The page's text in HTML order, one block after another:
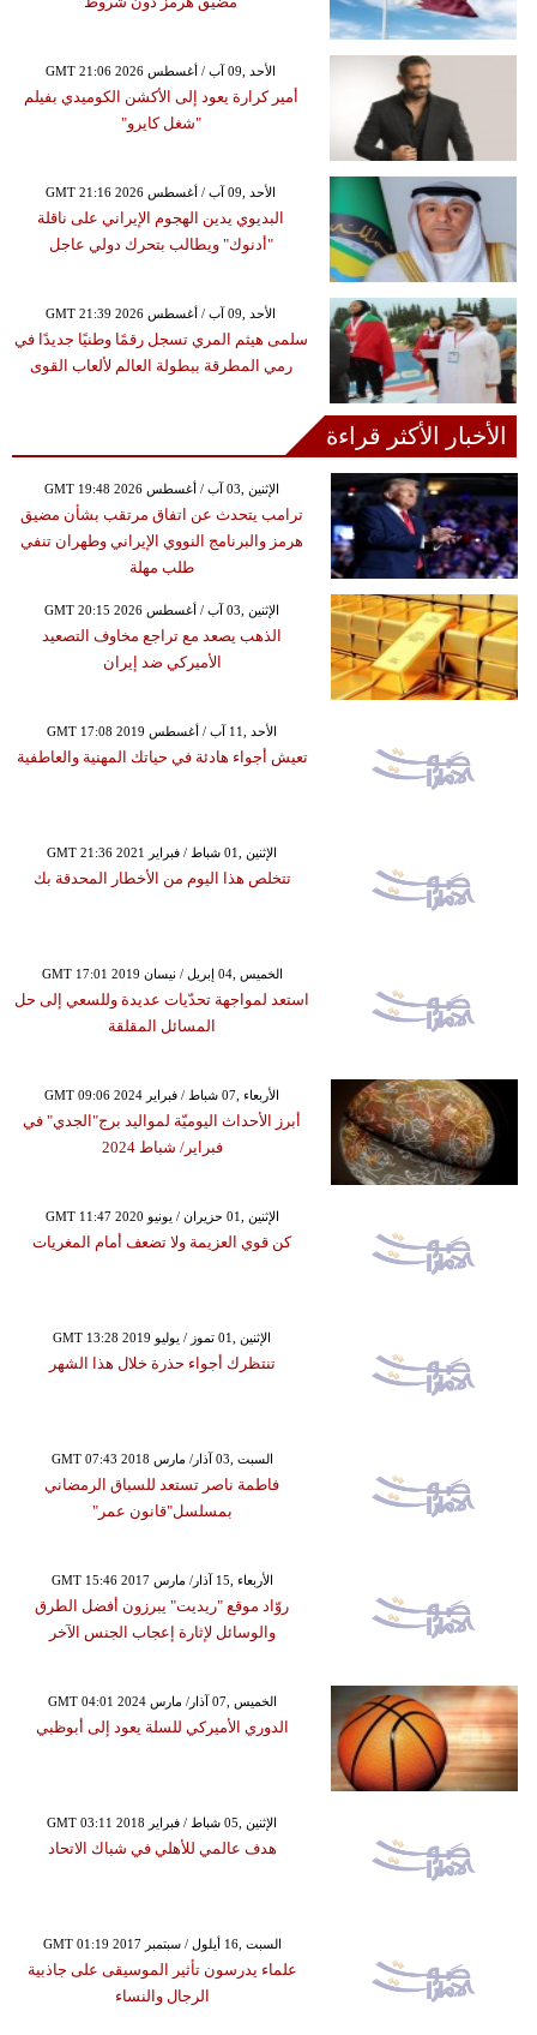
GMT 21:06 2026 الأحد ,09 آب / أغسطس
أمير كرارة يعود إلى الأكشن الكوميدي بفيلم
"شغل كايرو"
GMT 21:16 2026 الأحد ,09 آب / أغسطس
البديوي يدين الهجوم الإيراني على ناقلة
"أدنوك" ويطالب بتحرك دولي عاجل
GMT 21:39 2026 الأحد ,09 آب / أغسطس
سلمى هيثم المري تسجل رقمًا وطنيًا جديدًا في
رمي المطرقة ببطولة العالم لألعاب القوى
الأخبار الأكثر قراءة
GMT 19:48 2026 الإثنين ,03 آب / أغسطس
ترامب يتحدث عن اتفاق مرتقب بشأن مضيق
هرمز والبرنامج النووي الإيراني وطهران تنفي
طلب مهلة
GMT 20:15 2026 الإثنين ,03 آب / أغسطس
الذهب يصعد مع تراجع مخاوف التصعيد
الأميركي ضد إيران
GMT 17:08 2019 الأحد ,11 آب / أغسطس
تعيش أجواء هادئة في حياتك المهنية والعاطفية
GMT 21:36 2021 الإثنين ,01 شباط / فبراير
تتخلص هذا اليوم من الأخطار المحدقة بك
GMT 17:01 2019 الخميس ,04 إبريل / نيسان
استعد لمواجهة تحدّيات عديدة وللسعي إلى حل
المسائل المقلقة
GMT 09:06 2024 الأربعاء ,07 شباط / فبراير
أبرز الأحداث اليوميّة لمواليد برج"الجدي" في
فبراير/ شباط 2024
GMT 11:47 2020 الإثنين ,01 حزيران / يونيو
كن قوي العزيمة ولا تضعف أمام المغريات
GMT 13:28 2019 الإثنين ,01 تموز / يوليو
تنتظرك أجواء حذرة خلال هذا الشهر
GMT 07:43 2018 السبت ,03 آذار/ مارس
فاطمة ناصر تستعد للسباق الرمضاني
بمسلسل"قانون عمر"
GMT 15:46 2017 الأربعاء ,15 آذار/ مارس
روّاد موقع "ريديت" يبرزون أفضل الطرق
والوسائل لإثارة إعجاب الجنس الآخر
GMT 04:01 2024 الخميس ,07 آذار/ مارس
الدوري الأميركي للسلة يعود إلى أبوظبي
GMT 03:11 2018 الإثنين ,05 شباط / فبراير
هدف عالمي للأهلي في شباك الاتحاد
GMT 01:19 2017 السبت ,16 أيلول / سبتمبر
علماء يدرسون تأثير الموسيقى على جاذبية
الرجال والنساء